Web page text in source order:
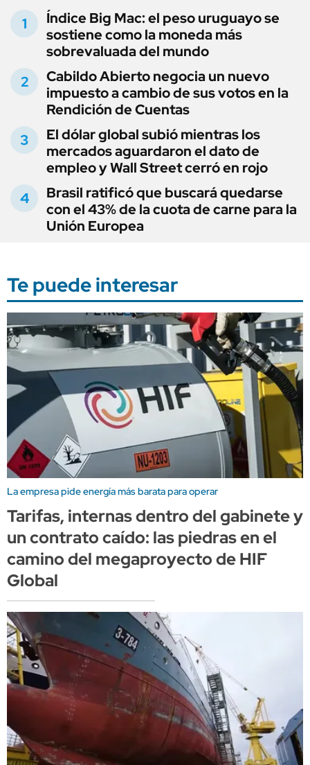
Índice Big Mac: el peso uruguayo se
sostiene como la moneda más
sobrevaluada del mundo
Cabildo Abierto negocia un nuevo
impuesto a cambio de sus votos en la
Rendición de Cuentas
El dólar global subió mientras los
mercados aguardaron el dato de
empleo y Wall Street cerró en rojo
Brasil ratificó que buscará quedarse
con el 43% de la cuota de carne para la
Unión Europea
Te puede interesar
La empresa pide energía más barata para operar
Tarifas, internas dentro del gabinete y
un contrato caído: las piedras en el
camino del megaproyecto de HIF
Global